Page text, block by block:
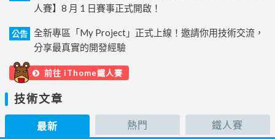
人賽】8 月 1 日賽事正式開啟！
公告
全新專區「My Project」正式上線！邀請你用技術交流，
分享最真實的開發經驗
前往 iThome鐵人賽
技術文章
最新 熱門 鐵人賽